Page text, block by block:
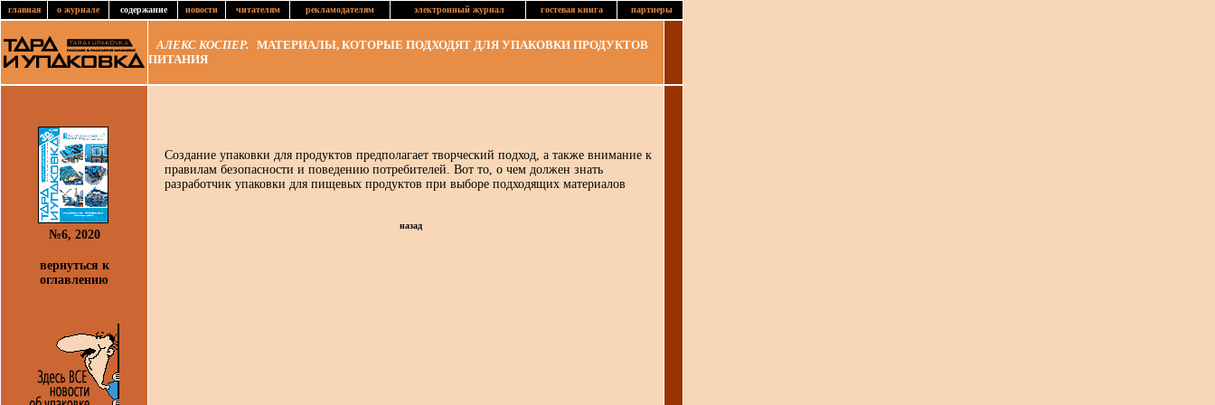
главная о журнале содержание новости читателям рекламодателям электронный журнал гостевая книга партнеры
АЛЕКС КОСПЕР. МАТЕРИАЛЫ, КОТОРЫЕ ПОДХОДЯТ ДЛЯ УПАКОВКИ ПРОДУКТОВ
ПИТАНИЯ
№6, 2020
вернуться к
оглавлению
Создание упаковки для продуктов предполагает творческий подход, а также внимание к
правилам безопасности и поведению потребителей. Вот то, о чем должен знать
разработчик упаковки для пищевых продуктов при выборе подходящих материалов
назад